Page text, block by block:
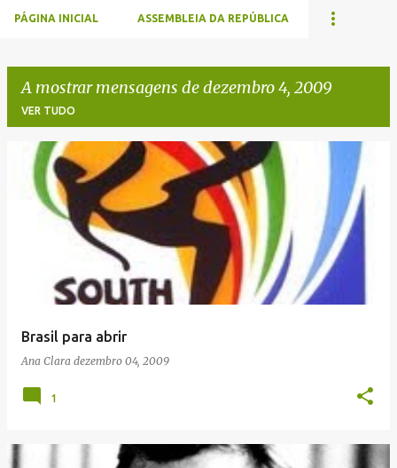
PÁGINA INICIAL ASSEMBLEIA DA REPÚBLICA
A mostrar mensagens de dezembro 4, 2009
VER TUDO
Brasil para abrir
Ana Clara dezembro 04, 2009
1